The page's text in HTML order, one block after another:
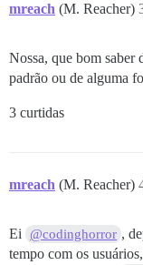
mreach (M. Reacher)
Nossa, que bom saber
padrão ou de alguma
3 curtidas
mreach (M. Reacher)
Ei @codinghorror ,
tempo com os